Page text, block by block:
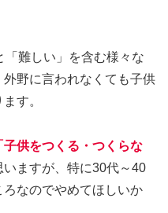
難しい」を含む様々な
野に言われなくても子供
す。
子供をつくる・つくらな
ますが、特に30代～40
なのでやめてほしいか